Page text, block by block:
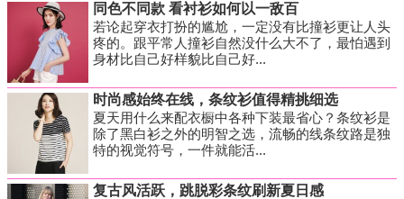
同色不同款 看衬衫如何以一敌百
若论起穿衣打扮的尴尬，一定没有比撞衫更让人头
疼的。跟平常人撞衫自然没什么大不了，最怕遇到
身材比自己好样貌比自己好...
时尚感始终在线，条纹衫值得精挑细选
夏天用什么来配衣橱中各种下装最省心？条纹衫是
除了黑白衫之外的明智之选，流畅的线条纹路是独
特的视觉符号，一件就能活...
复古风活跃，跳脱彩条纹刷新夏日感